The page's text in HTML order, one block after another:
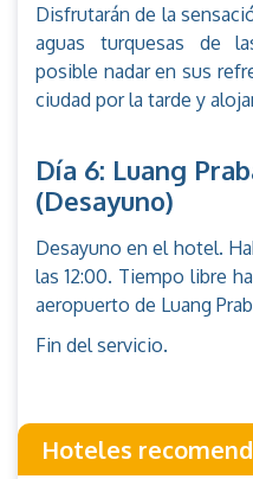
Disfrutarán de la
aguas turquesas de
posible nadar en sus
ciudad por la tarde y
Día 6: Luang
(Desayuno)
Desayuno en el hotel.
las 12:00. Tiempo libre
aeropuerto de Luang
Fin del servicio.
Hoteles